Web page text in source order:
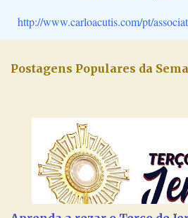
http://www.carloacutis.com/pt/
Postagens Populares da